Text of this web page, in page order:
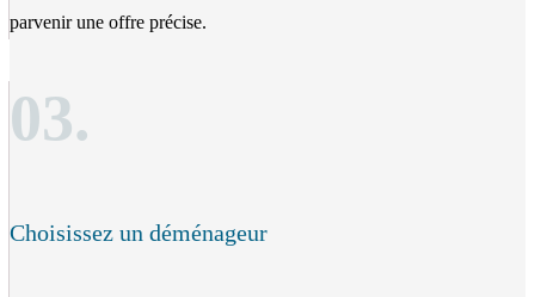
parvenir une offre précise.
03.
Choisissez un déménageur